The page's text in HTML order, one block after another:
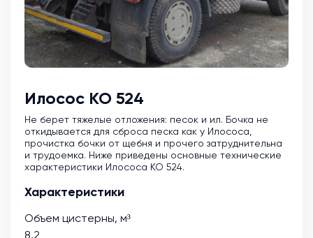
Илосос КО 524
Не берет тяжелые отложения: песок и ил. Бочка не
откидывается для сброса песка как у Илососа,
прочистка бочки от щебня и прочего затруднительна
и трудоемка. Ниже приведены основные технические
характеристики Илососа КО 524.
Характеристики
Объем цистерны, м³